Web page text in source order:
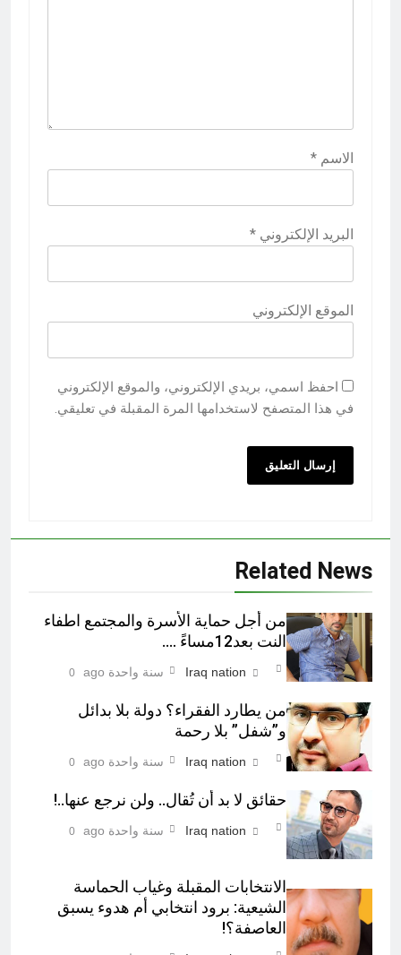
الاسم *
البريد الإلكتروني *
الموقع الإلكتروني
احفظ اسمي، بريدي الإلكتروني، والموقع الإلكتروني
في هذا المتصفح لاستخدامها المرة المقبلة في تعليقي.
Related News
من أجل حماية الأسرة والمجتمع اطفاء
النت بعد12مساءً ….
Iraq nation سنة واحدة ago 0
من يطارد الفقراء؟ دولة بلا بدائل
و”شفل” بلا رحمة
Iraq nation سنة واحدة ago 0
حقائق لا بد أن تُقال.. ولن نرجع عنها..!
Iraq nation سنة واحدة ago 0
الانتخابات المقبلة وغياب الحماسة
الشيعية: برود انتخابي أم هدوء يسبق
العاصفة؟!